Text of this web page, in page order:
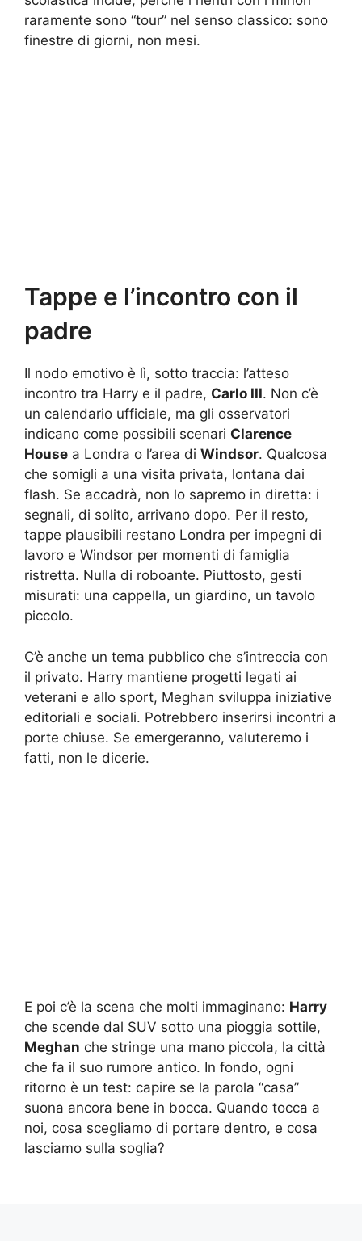
raramente sono “tour” nel senso classico: sono
finestre di giorni, non mesi.
Tappe e l’incontro con il
padre
Il nodo emotivo è lì, sotto traccia: l’atteso
incontro tra Harry e il padre, Carlo III. Non c’è
un calendario ufficiale, ma gli osservatori
indicano come possibili scenari Clarence
House a Londra o l’area di Windsor. Qualcosa
che somigli a una visita privata, lontana dai
flash. Se accadrà, non lo sapremo in diretta: i
segnali, di solito, arrivano dopo. Per il resto,
tappe plausibili restano Londra per impegni di
lavoro e Windsor per momenti di famiglia
ristretta. Nulla di roboante. Piuttosto, gesti
misurati: una cappella, un giardino, un tavolo
piccolo.
C’è anche un tema pubblico che s’intreccia con
il privato. Harry mantiene progetti legati ai
veterani e allo sport, Meghan sviluppa iniziative
editoriali e sociali. Potrebbero inserirsi incontri a
porte chiuse. Se emergeranno, valuteremo i
fatti, non le dicerie.
E poi c’è la scena che molti immaginano: Harry
che scende dal SUV sotto una pioggia sottile,
Meghan che stringe una mano piccola, la città
che fa il suo rumore antico. In fondo, ogni
ritorno è un test: capire se la parola “casa”
suona ancora bene in bocca. Quando tocca a
noi, cosa scegliamo di portare dentro, e cosa
lasciamo sulla soglia?